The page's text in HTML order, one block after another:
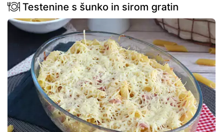
Testenine s šunko in sirom gratin